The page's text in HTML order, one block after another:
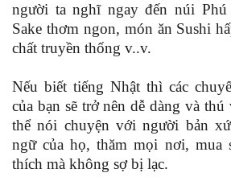
người ta nghĩ ngay đến núi
Sake thơm ngon, món ăn Sushi
chất truyền thống v..v.
Nếu biết tiếng Nhật thì các
của bạn sẽ trở nên dễ dàng và
thể nói chuyện với người bản
ngữ của họ, thăm mọi nơi, mua
thích mà không sợ bị lạc.